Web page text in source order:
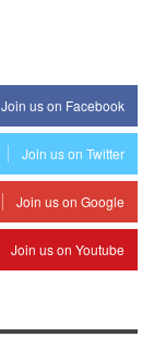
Join us on Facebook
Join us on Twitter
Join us on Google
Join us on Youtube